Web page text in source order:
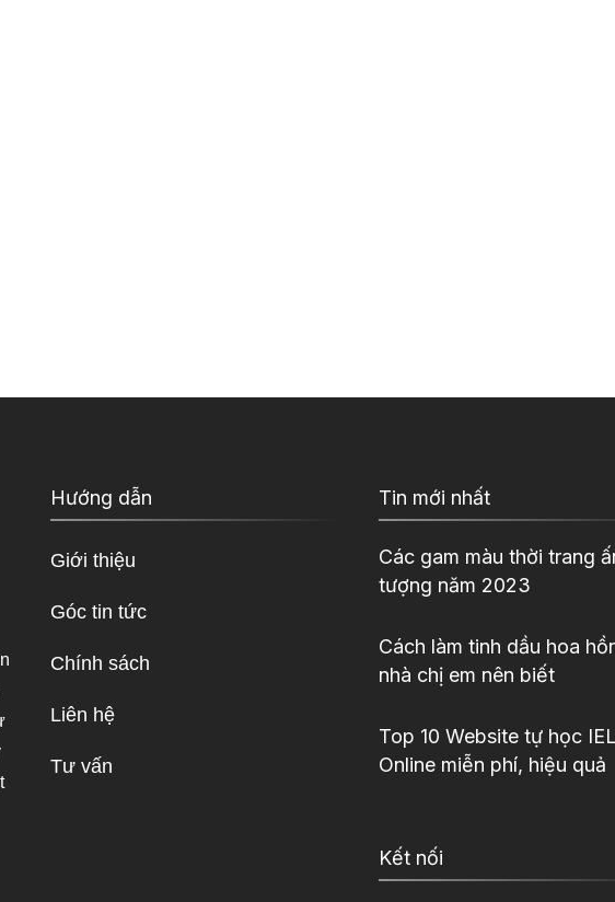
Hướng dẫn
Giới thiệu
Góc tin tức
Chính sách
Liên hệ
Tư vấn
Tin mới nhất
Các gam màu thời trang
tượng năm 2023
Cách làm tinh dầu hoa
nhà chị em nên biết
Top 10 Website tự học
Online miễn phí, hiệu quả
Kết nối